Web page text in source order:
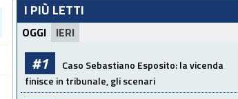
I PIÙ LETTI
OGGI IERI
#1
Caso Sebastiano Esposito: la vicenda
finisce in tribunale, gli scenari